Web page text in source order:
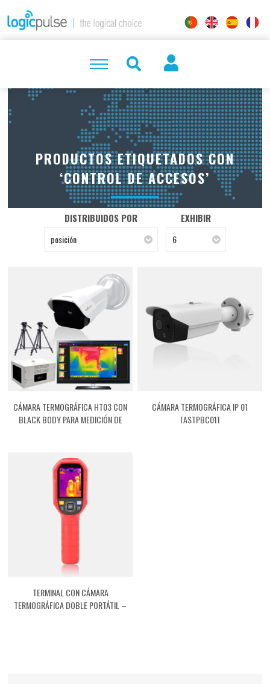
PRODUCTOS ETIQUETADOS CON
‘CONTROL DE ACCESOS’
DISTRIBUIDOS POR
posición
EXHIBIR
6
CÁMARA TERMOGRÁFICA HT03 CON
BLACK BODY PARA MEDICIÓN DE
CÁMARA TERMOGRÁFICA IP 01
[ASTPBC01]
TERMINAL CON CÁMARA
TERMOGRÁFICA DOBLE PORTÁTIL –